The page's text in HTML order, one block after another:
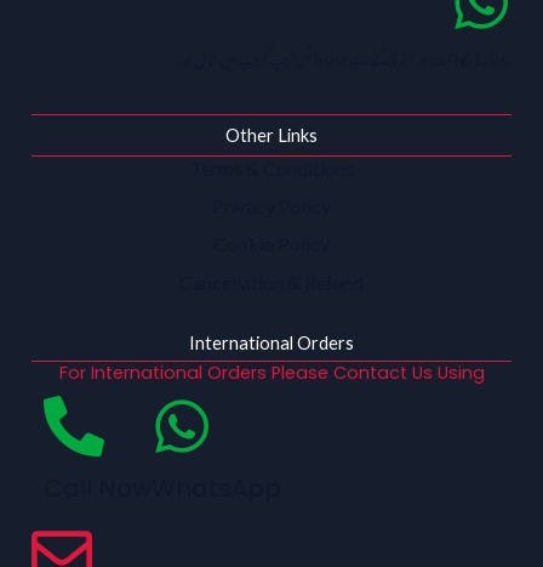
Other Links
International Orders
For International Orders Please Contact Us Using